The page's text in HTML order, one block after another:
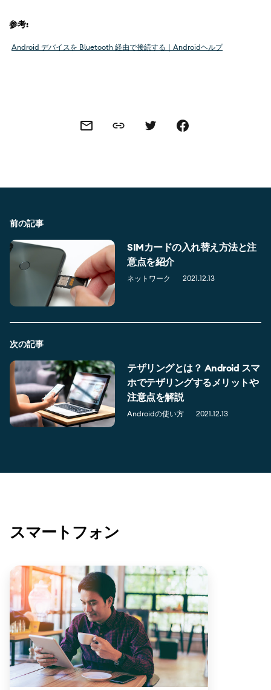
参考:
Android デバイスを Bluetooth 経由で接続する｜Androidヘルプ
Share this via email
Share this linkShare this via Twitter
Share this on Facebook
前の記事
SIMカードの入れ替え方法と注
意点を紹介
ネットワーク 2021.12.13
次の記事
テザリングとは？ Android スマ
ホでテザリングするメリットや
注意点を解説
Androidの使い方 2021.12.13
スマートフォン